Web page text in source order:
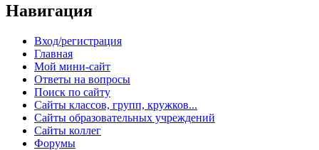
Навигация
Вход/регистрация
Главная
Мой мини-сайт
Ответы на вопросы
Поиск по сайту
Сайты классов, групп, кружков...
Сайты образовательных учреждений
Сайты коллег
Форумы